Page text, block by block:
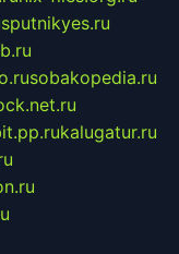
sputnikyes.ru
sobakopedia.ru
kalugatur.ru